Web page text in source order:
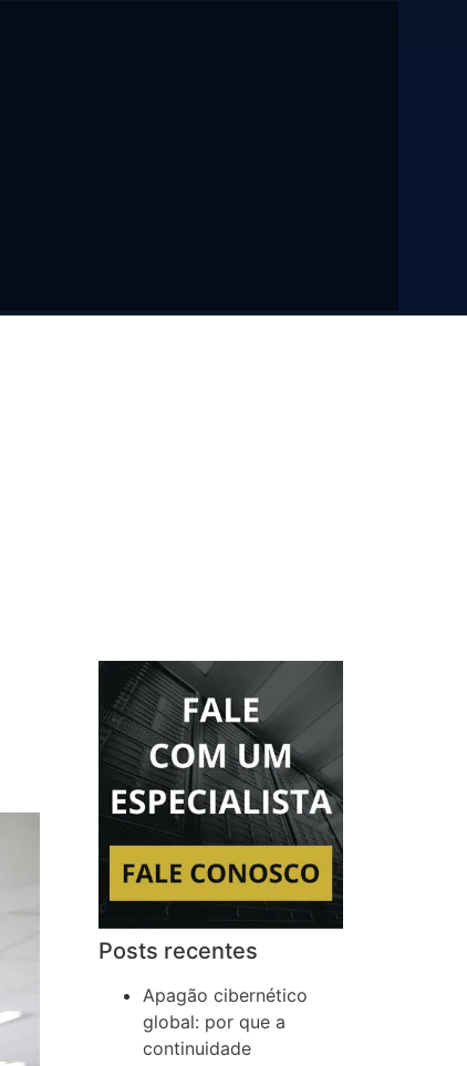
Posts recentes
Apagão cibernético
global: por que a
continuidade